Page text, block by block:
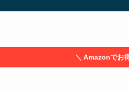
＼ Amazonでお